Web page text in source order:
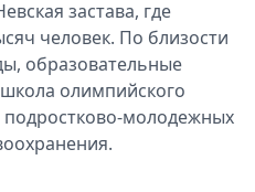
застава, где
человек. По близости
образовательные
олимпийского
подростково-молодежных